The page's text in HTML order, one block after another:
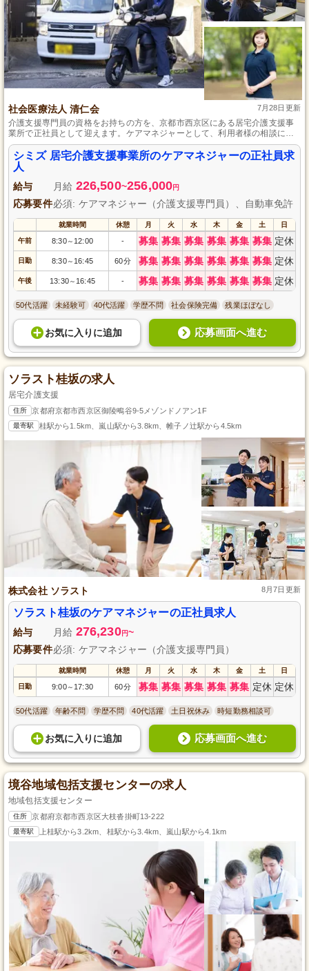
社会医療法人 清仁会 7月28日更新
介護支援専門員の資格をお持ちの方を、京都市西京区にある居宅介護支援事
業所で正社員として迎えます。ケアマネジャーとして、利用者様の相談に応
じ自立を目指したケアプランの作成や介護サービスの調整を行います。社会
保険完備や育児・介護休業制度など、働きやすい環境を整えています。利用
者様やそのご家族と共に、地域で暮らしやすい支援を目指しませんか？
シミズ 居宅介護支援事業所のケアマネジャーの正社員求
人
給与 月給 226,500~256,000円
応募要件必須: ケアマネジャー（介護支援専門員）、自動車免許
就業時間 休憩 月 火 水 木 金 土 日
午前 8:30～ 12:00 - 募集 募集 募集 募集 募集 募集 定休
日勤 8:30～ 16:45 60分 募集 募集 募集 募集 募集 募集 定休
午後 13:30～ 16:45 - 募集 募集 募集 募集 募集 募集 定休
50代活躍 未経験可 40代活躍 学歴不問 社会保険完備 残業ほぼなし
お気に入り に追加 応募画面へ進む
ソラスト桂坂の求人
居宅介護支援
住所 京都府京都市西京区御陵鴫谷9-5メゾンドノアン1F
最寄駅 桂駅から1.5km、嵐山駅から3.8km、帷子ノ辻駅から4.5km
株式会社 ソラスト 8月7日更新
ソラスト桂坂のケアマネジャーの正社員求人
給与 月給 276,230円~
応募要件必須: ケアマネジャー（介護支援専門員）
就業時間 休憩 月 火 水 木 金 土 日
日勤 9:00～ 17:30 60分 募集 募集 募集 募集 募集 定休 定休
50代活躍 年齢不問 学歴不問 40代活躍 土日祝休み 時短勤務相談可
お気に入り に追加 応募画面へ進む
境谷地域包括支援センターの求人
地域包括支援センター
住所 京都府京都市西京区大枝沓掛町13-222
最寄駅 上桂駅から3.2km、桂駅から3.4km、嵐山駅から4.1km